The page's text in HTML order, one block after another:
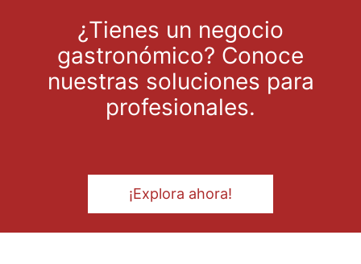
¿Tienes un negocio
gastronómico? Conoce
nuestras soluciones para
profesionales.
¡Explora ahora!